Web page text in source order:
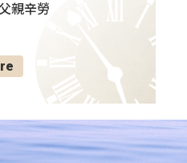
親辛勞